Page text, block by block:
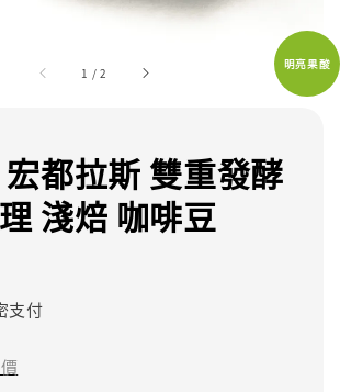
1 /2
明亮果酸
都拉斯 雙重發酵
淺焙 咖啡豆
支付